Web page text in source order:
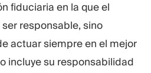
fiduciaria en la que el
responsable, sino
actuar siempre en el mejor
incluye su responsabilidad